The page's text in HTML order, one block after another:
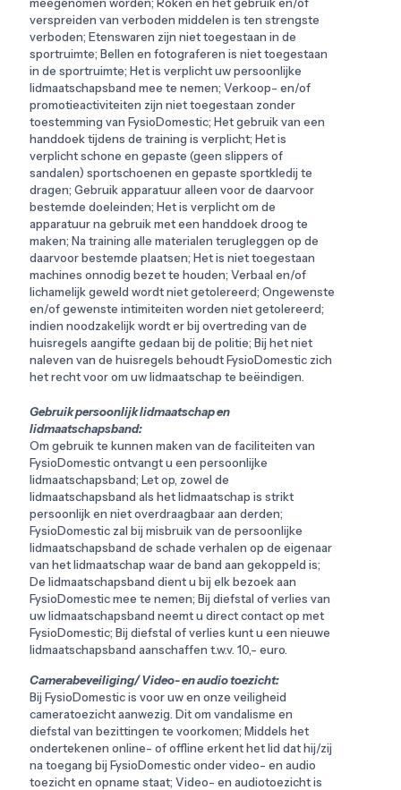
verspreiden van verboden middelen is ten strengste
verboden; Etenswaren zijn niet toegestaan in de
sportruimte; Bellen en fotograferen is niet toegestaan
in de sportruimte; Het is verplicht uw persoonlijke
lidmaatschapsband mee te nemen; Verkoop- en/of
promotieactiviteiten zijn niet toegestaan zonder
toestemming van FysioDomestic; Het gebruik van een
handdoek tijdens de training is verplicht; Het is
verplicht schone en gepaste (geen slippers of
sandalen) sportschoenen en gepaste sportkledij te
dragen; Gebruik apparatuur alleen voor de daarvoor
bestemde doeleinden; Het is verplicht om de
apparatuur na gebruik met een handdoek droog te
maken; Na training alle materialen terugleggen op de
daarvoor bestemde plaatsen; Het is niet toegestaan
machines onnodig bezet te houden; Verbaal en/of
lichamelijk geweld wordt niet getolereerd; Ongewenste
en/of gewenste intimiteiten worden niet getolereerd;
indien noodzakelijk wordt er bij overtreding van de
huisregels aangifte gedaan bij de politie; Bij het niet
naleven van de huisregels behoudt FysioDomestic zich
het recht voor om uw lidmaatschap te beëindigen.
Gebruik persoonlijk lidmaatschap en
lidmaatschapsband:
Om gebruik te kunnen maken van de faciliteiten van
FysioDomestic ontvangt u een persoonlijke
lidmaatschapsband; Let op, zowel de
lidmaatschapsband als het lidmaatschap is strikt
persoonlijk en niet overdraagbaar aan derden;
FysioDomestic zal bij misbruik van de persoonlijke
lidmaatschapsband de schade verhalen op de eigenaar
van het lidmaatschap waar de band aan gekoppeld is;
De lidmaatschapsband dient u bij elk bezoek aan
FysioDomestic mee te nemen; Bij diefstal of verlies van
uw lidmaatschapsband neemt u direct contact op met
FysioDomestic; Bij diefstal of verlies kunt u een nieuwe
lidmaatschapsband aanschaffen t.w.v. 10,- euro.
Camerabeveiliging/ Video- en audio toezicht:
Bij FysioDomestic is voor uw en onze veiligheid
cameratoezicht aanwezig. Dit om vandalisme en
diefstal van bezittingen te voorkomen; Middels het
ondertekenen online- of offline erkent het lid dat hij/zij
na toegang bij FysioDomestic onder video- en audio
toezicht en opname staat; Video- en audiotoezicht is